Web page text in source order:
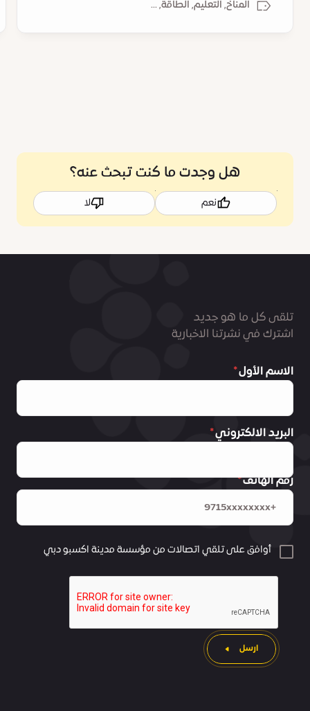
المناخ, التعليم, الطاقة, ...
هل وجدت ما كنت تبحث عنه؟
نعم لا
تلقى كل ما هو جديد
اشترك في نشرتنا الاخبارية
الاسم الأول
البريد الالكتروني
رقم الهاتف
أوافق على تلقي اتصالات من مؤسسة مدينة اكسبو دبي
ارسل